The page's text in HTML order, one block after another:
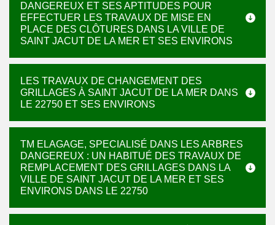
DANGEREUX ET SES APTITUDES POUR
EFFECTUER LES TRAVAUX DE MISE EN
PLACE DES CLÔTURES DANS LA VILLE DE
SAINT JACUT DE LA MER ET SES ENVIRONS
LES TRAVAUX DE CHANGEMENT DES
GRILLAGES À SAINT JACUT DE LA MER DANS
LE 22750 ET SES ENVIRONS
TM ELAGAGE, SPECIALISÉ DANS LES ARBRES
DANGEREUX : UN HABITUÉ DES TRAVAUX DE
REMPLACEMENT DES GRILLAGES DANS LA
VILLE DE SAINT JACUT DE LA MER ET SES
ENVIRONS DANS LE 22750